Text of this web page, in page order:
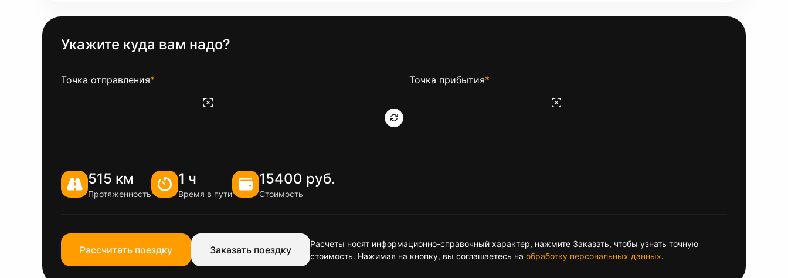
Укажите куда вам надо?
Точка отправления* Точка прибытия*
515 км
Протяженность
1 ч
Время в пути
15400 руб.
Стоимость
Рассчитать поездку Заказать поездку
Расчеты носят информационно-справочный характер, нажмите Заказать, чтобы узнать точную
стоимость. Нажимая на кнопку, вы соглашаетесь на обработку персональных данных.